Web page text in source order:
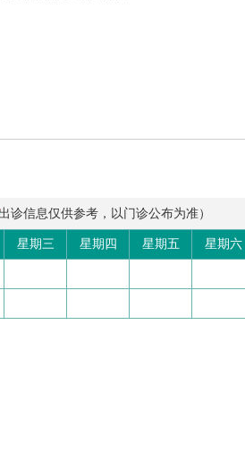
出诊信息仅供参考，以门诊公布为准）
星期三 星期四 星期五 星期六